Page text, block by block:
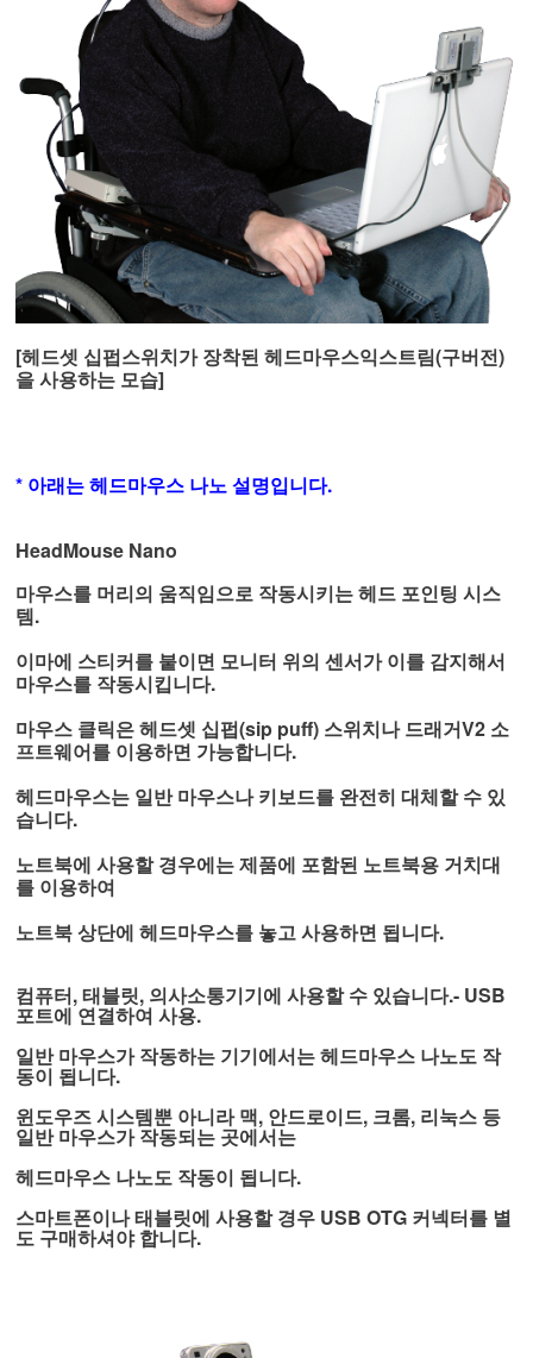
[헤드셋 십펍스위치가 장착된 헤드마우스익스트림(구버전)
을 사용하는 모습]
* 아래는 헤드마우스 나노 설명입니다.
HeadMouse Nano
마우스를 머리의 움직임으로 작동시키는 헤드 포인팅 시스
템.
이마에 스티커를 붙이면 모니터 위의 센서가 이를 감지해서
마우스를 작동시킵니다.
마우스 클릭은헤드셋 십펍(sip puff) 스위치나드래거V2 소
프트웨어를 이용하면 가능합니다.
헤드마우스는 일반 마우스나 키보드를 완전히 대체할 수 있
습니다.
노트북에 사용할 경우에는 제품에 포함된 노트북용 거치대
를 이용하여
노트북 상단에 헤드마우스를 놓고 사용하면 됩니다.
컴퓨터, 태블릿, 의사소통기기에 사용할 수 있습니다.- USB
포트에 연결하여 사용.
일반 마우스가 작동하는 기기에서는 헤드마우스 나노도 작
동이 됩니다.
윈도우즈 시스템뿐 아니라 맥, 안드로이드, 크롬, 리눅스 등
일반 마우스가 작동되는 곳에서는
헤드마우스 나노도 작동이 됩니다.
스마트폰이나 태블릿에 사용할 경우 USB OTG 커넥터를 별
도 구매하셔야 합니다.